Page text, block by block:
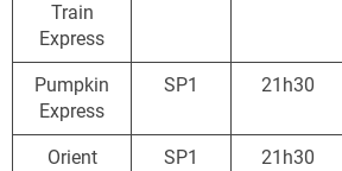
Train
Express
Pumpkin
Express
SP1 21h30
Orient
SP1 21h30